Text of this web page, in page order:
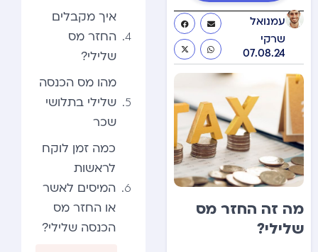
עמנואל
שרקי
07.08.24
מה זה החזר מס
שלילי?
איך מקבלים
החזר מס
שלילי?
מהו מס הכנסה
שלילי בתלושי
שכר
כמה זמן לוקח
לראשות
המיסים לאשר
או החזר מס
הכנסה שלילי?